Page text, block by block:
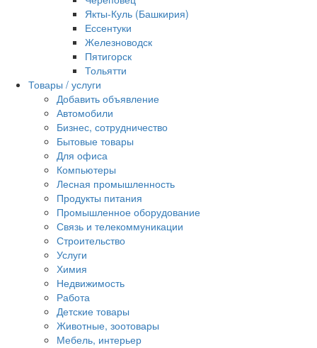
Якты-Куль (Башкирия)
Ессентуки
Железноводск
Пятигорск
Тольятти
Товары / услуги
Добавить объявление
Автомобили
Бизнес, сотрудничество
Бытовые товары
Для офиса
Компьютеры
Лесная промышленность
Продукты питания
Промышленное оборудование
Связь и телекоммуникации
Строительство
Услуги
Химия
Недвижимость
Работа
Детские товары
Животные, зоотовары
Мебель, интерьер